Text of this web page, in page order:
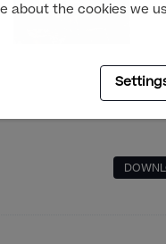
about the cookies we